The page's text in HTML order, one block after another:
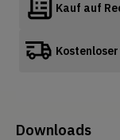
Kauf auf
Downloads